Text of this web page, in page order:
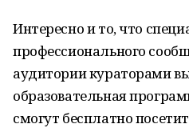
Интересно и то, что
профессионального
аудитории кураторами
образовательная
смогут бесплатно